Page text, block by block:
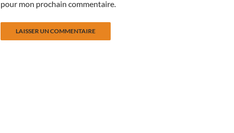
pour mon prochain commentaire.